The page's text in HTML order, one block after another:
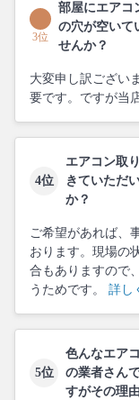
3位
部屋にエアコ
の穴が空いて
せんか？
大変申し訳ござい
要です。ですが当
4位
エアコン取
きていただ
か？
ご希望があれば、
おります。現場の
合もありますので
うためです。 詳し
5位
色んなエア
の業者さん
すがその理